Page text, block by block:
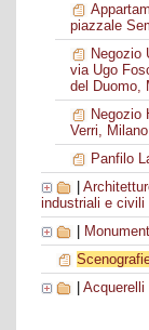
piazzale
Negozio
via Ugo
del Duomo,
Negozio
Verri, Milano
Panfilo
industriali e civili
Acquerelli